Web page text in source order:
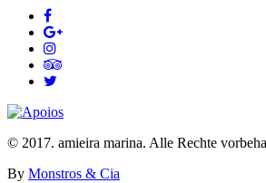
© 2017. amieira marina. Alle Rechte
By Monstros & Cia